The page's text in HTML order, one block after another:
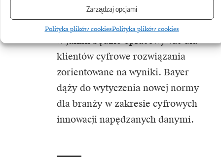
Zarządzaj opcjami
Polityka plików cookiesPolityka plików cookies
sprzedaży realizowanej przez dział
Crop Science i skrócenie czasu,
w jakim będzie opracowywać dla
klientów cyfrowe rozwiązania
zorientowane na wyniki. Bayer
dąży do wytyczenia nowej normy
dla branży w zakresie cyfrowych
innowacji napędzanych danymi.